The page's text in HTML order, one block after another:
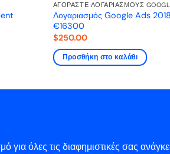
ΑΓΟΡΆΣΤΕ ΛΟΓΑΡΙΑΣΜΟΎΣ
Λογαριασμός Google Ads
€16300
$250.00
Προσθήκη στο καλάθι
όλες τις διαφημιστικές σας